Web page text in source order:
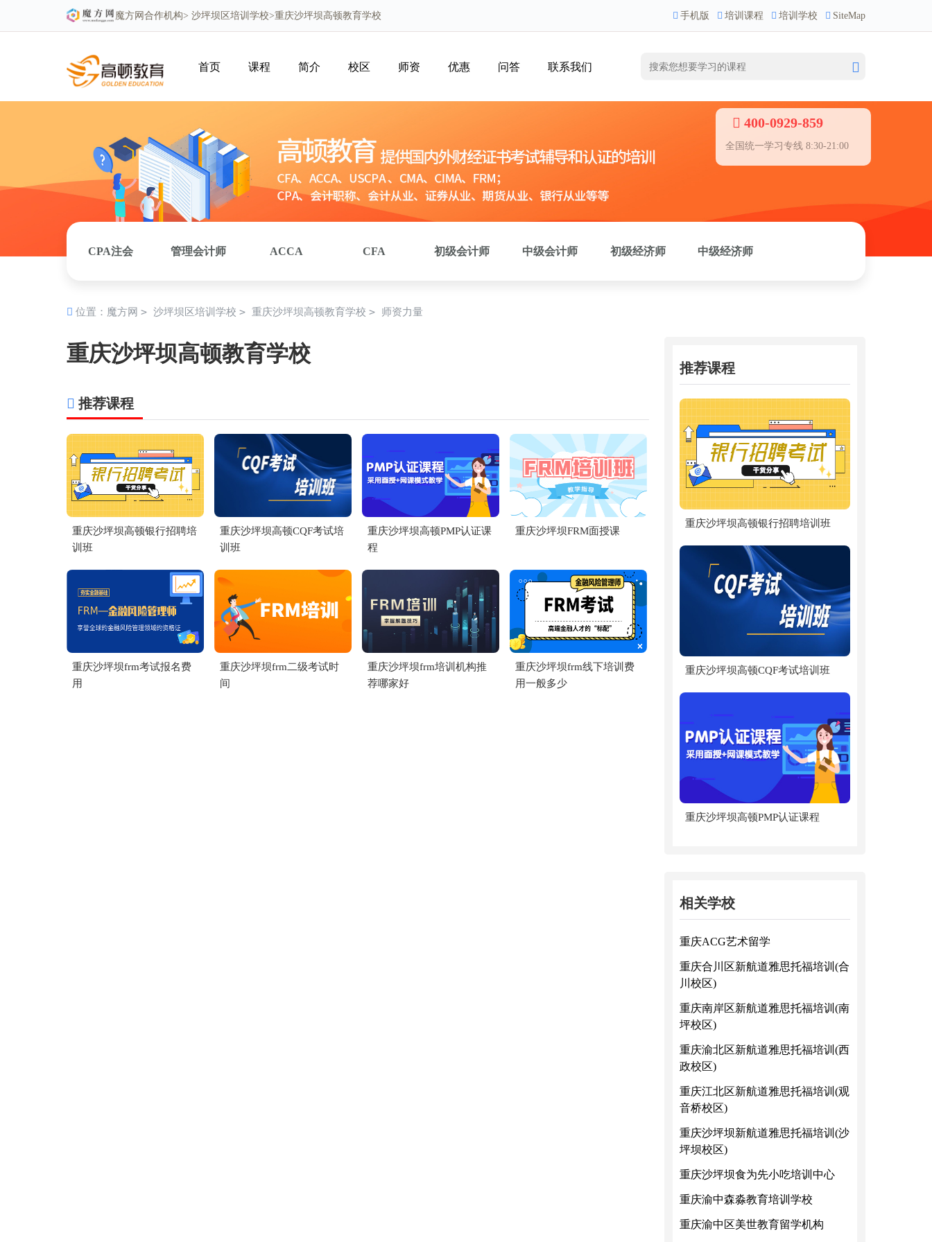
手机版 培训课程 培训学校 SiteMap
魔方网 合作机构> 沙坪坝区培训学校>重庆沙坪坝高顿教育学校
首页 课程 简介 校区 师资 优惠 问答 联系我们
400-0929-859
全国统一学习专线 8:30-21:00
CPA注会 管理会计师 ACCA CFA 初级会计师 中级会计师 初级经济师 中级经济师
位置： 魔方网 > 沙坪坝区培训学校 > 重庆沙坪坝高顿教育学校 > 师资力量
重庆沙坪坝高顿教育学校
推荐课程
重庆沙坪坝高顿银行招聘培
训班
重庆沙坪坝高顿CQF考试培
训班
重庆沙坪坝高顿PMP认证课
程
重庆沙坪坝FRM面授课
重庆沙坪坝frm考试报名费
用
重庆沙坪坝frm二级考试时
间
重庆沙坪坝frm培训机构推
荐哪家好
重庆沙坪坝frm线下培训费
用一般多少
推荐课程
重庆沙坪坝高顿银行招聘培训班
重庆沙坪坝高顿CQF考试培训班
重庆沙坪坝高顿PMP认证课程
相关学校
重庆ACG艺术留学
重庆合川区新航道雅思托福培训(合
川校区)
重庆南岸区新航道雅思托福培训(南
坪校区)
重庆渝北区新航道雅思托福培训(西
政校区)
重庆江北区新航道雅思托福培训(观
音桥校区)
重庆沙坪坝新航道雅思托福培训(沙
坪坝校区)
重庆沙坪坝食为先小吃培训中心
重庆渝中森淼教育培训学校
重庆渝中区美世教育留学机构